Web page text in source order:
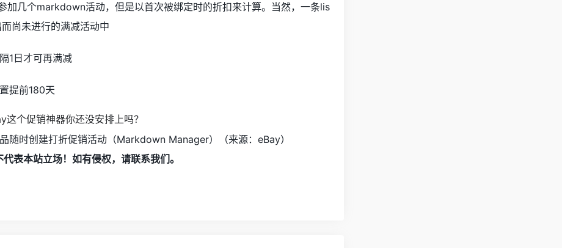
几个markdown活动，但是以首次被绑定时的折扣来计算。当然，一条lis
尚未进行的满减活动中
1日才可再满减
提前180天
时创建打折促销活动（Markdown Manager）（来源：eBay）
表本站立场！如有侵权，请联系我们。